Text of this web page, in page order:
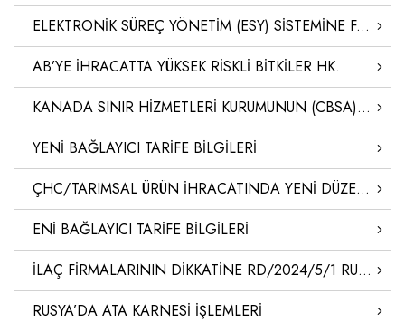
ELEKTRONİK SÜREÇ YÖNETİM (ESY) SİSTEMİNE FARMAKOVİJİLANS YETKİLİ/VEKİL KAYITLARININ TAŞINMASI
AB’YE İHRACATTA YÜKSEK RİSKLİ BİTKİLER HK.
KANADA SINIR HİZMETLERİ KURUMUNUN (CBSA) YENİ DİJİTAL KAYIT SİSTEMİ CARM-II HAKKINDA
YENİ BAĞLAYICI TARİFE BİLGİLERİ
ÇHC/TARIMSAL ÜRÜN İHRACATINDA YENİ DÜZENLEMELER
ENİ BAĞLAYICI TARİFE BİLGİLERİ
İLAÇ FİRMALARININ DİKKATİNE RD/2024/5/1 RUHSAT BAŞVURU SÜREÇLERİNİN BAŞLATILMASI
RUSYA’DA ATA KARNESİ İŞLEMLERİ